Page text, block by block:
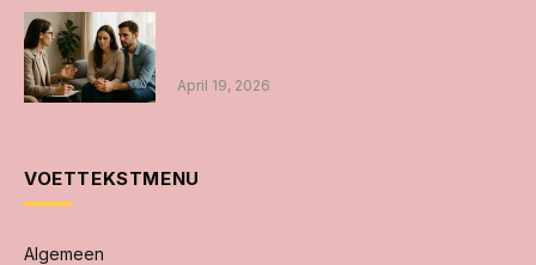
April 19, 2026
VOETTEKSTMENU
Algemeen